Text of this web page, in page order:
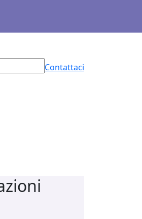
Contattaci